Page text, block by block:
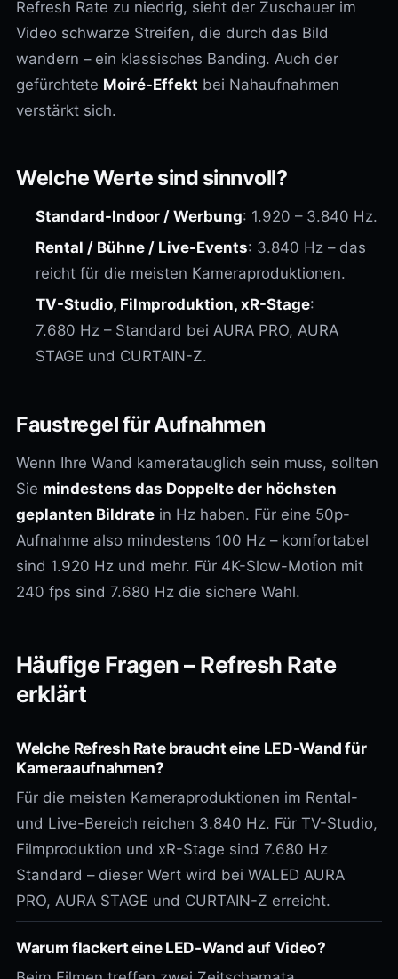
Refresh Rate zu niedrig, sieht der Zuschauer im
Video schwarze Streifen, die durch das Bild
wandern – ein klassisches Banding. Auch der
gefürchtete Moiré-Effekt bei Nahaufnahmen
verstärkt sich.
Welche Werte sind sinnvoll?
Standard-Indoor / Werbung: 1.920 – 3.840 Hz.
Rental / Bühne / Live-Events: 3.840 Hz – das
reicht für die meisten Kameraproduktionen.
TV-Studio, Filmproduktion, xR-Stage:
7.680 Hz – Standard bei AURA PRO, AURA
STAGE und CURTAIN-Z.
Faustregel für Aufnahmen
Wenn Ihre Wand kameratauglich sein muss, sollten
Sie mindestens das Doppelte der höchsten
geplanten Bildrate in Hz haben. Für eine 50p-
Aufnahme also mindestens 100 Hz – komfortabel
sind 1.920 Hz und mehr. Für 4K-Slow-Motion mit
240 fps sind 7.680 Hz die sichere Wahl.
Häufige Fragen – Refresh Rate
erklärt
Welche Refresh Rate braucht eine LED-Wand für
Kameraaufnahmen?
Für die meisten Kameraproduktionen im Rental-
und Live-Bereich reichen 3.840 Hz. Für TV-Studio,
Filmproduktion und xR-Stage sind 7.680 Hz
Standard – dieser Wert wird bei WALED AURA
PRO, AURA STAGE und CURTAIN-Z erreicht.
Warum flackert eine LED-Wand auf Video?